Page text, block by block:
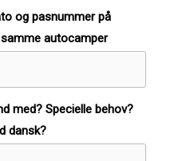
og pasnummer på
autocamper
med? Specielle behov?
dansk?